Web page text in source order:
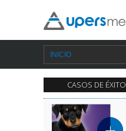
INICIO
CASOS DE ÉXITO